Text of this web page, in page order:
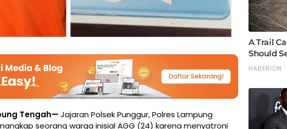
Tengah— Jajaran Polsek Punggur, Polres Lampung
seorang warga inisial AGG (24) karena menyatroni